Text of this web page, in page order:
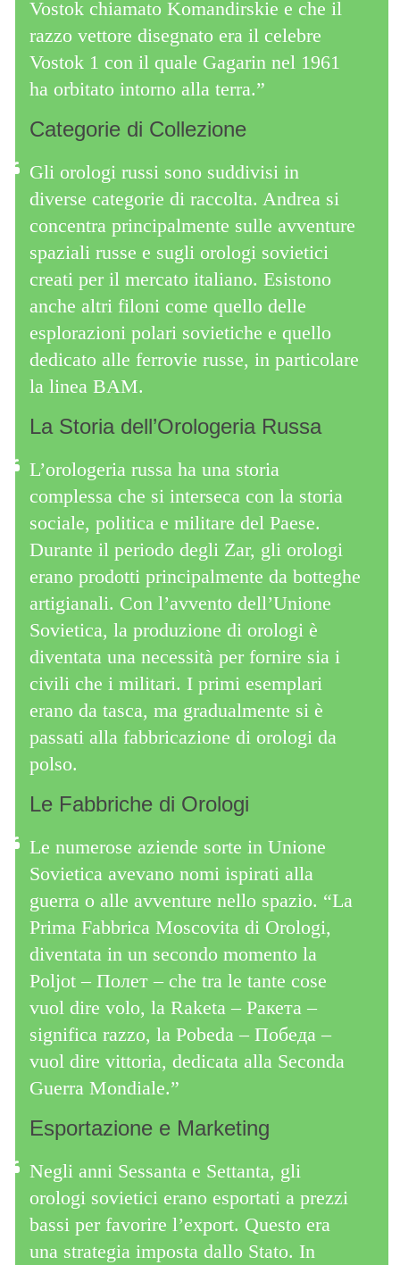
Vostok chiamato Komandirskie e che il
razzo vettore disegnato era il celebre
Vostok 1 con il quale Gagarin nel 1961
ha orbitato intorno alla terra.”
Categorie di Collezione
Gli orologi russi sono suddivisi in
diverse categorie di raccolta. Andrea si
concentra principalmente sulle avventure
spaziali russe e sugli orologi sovietici
creati per il mercato italiano. Esistono
anche altri filoni come quello delle
esplorazioni polari sovietiche e quello
dedicato alle ferrovie russe, in particolare
la linea BAM.
La Storia dell’Orologeria Russa
L’orologeria russa ha una storia
complessa che si interseca con la storia
sociale, politica e militare del Paese.
Durante il periodo degli Zar, gli orologi
erano prodotti principalmente da botteghe
artigianali. Con l’avvento dell’Unione
Sovietica, la produzione di orologi è
diventata una necessità per fornire sia i
civili che i militari. I primi esemplari
erano da tasca, ma gradualmente si è
passati alla fabbricazione di orologi da
polso.
Le Fabbriche di Orologi
Le numerose aziende sorte in Unione
Sovietica avevano nomi ispirati alla
guerra o alle avventure nello spazio. “La
Prima Fabbrica Moscovita di Orologi,
diventata in un secondo momento la
Poljot – Полет – che tra le tante cose
vuol dire volo, la Raketa – Pакета –
significa razzo, la Pobeda – Победа –
vuol dire vittoria, dedicata alla Seconda
Guerra Mondiale.”
Esportazione e Marketing
Negli anni Sessanta e Settanta, gli
orologi sovietici erano esportati a prezzi
bassi per favorire l’export. Questo era
una strategia imposta dallo Stato. In